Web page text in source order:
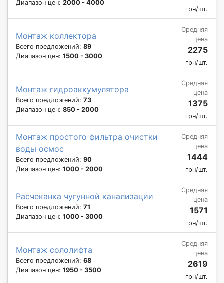
Диапазон цен: 2000 - 4000
грн/шт.
Монтаж коллектора
Всего предложений: 89
Диапазон цен: 1500 - 3000
Средняя
цена
2275
грн/шт.
Монтаж гидроаккумулятора
Всего предложений: 73
Диапазон цен: 850 - 2000
Средняя
цена
1375
грн/шт.
Монтаж простого фильтра очистки
воды осмос
Всего предложений: 90
Диапазон цен: 1000 - 2000
Средняя
цена
1444
грн/шт.
Расчеканка чугунной канализации
Всего предложений: 71
Диапазон цен: 1000 - 3000
Средняя
цена
1571
грн/шт.
Монтаж сололифта
Всего предложений: 68
Диапазон цен: 1950 - 3500
Средняя
цена
2619
грн/шт.